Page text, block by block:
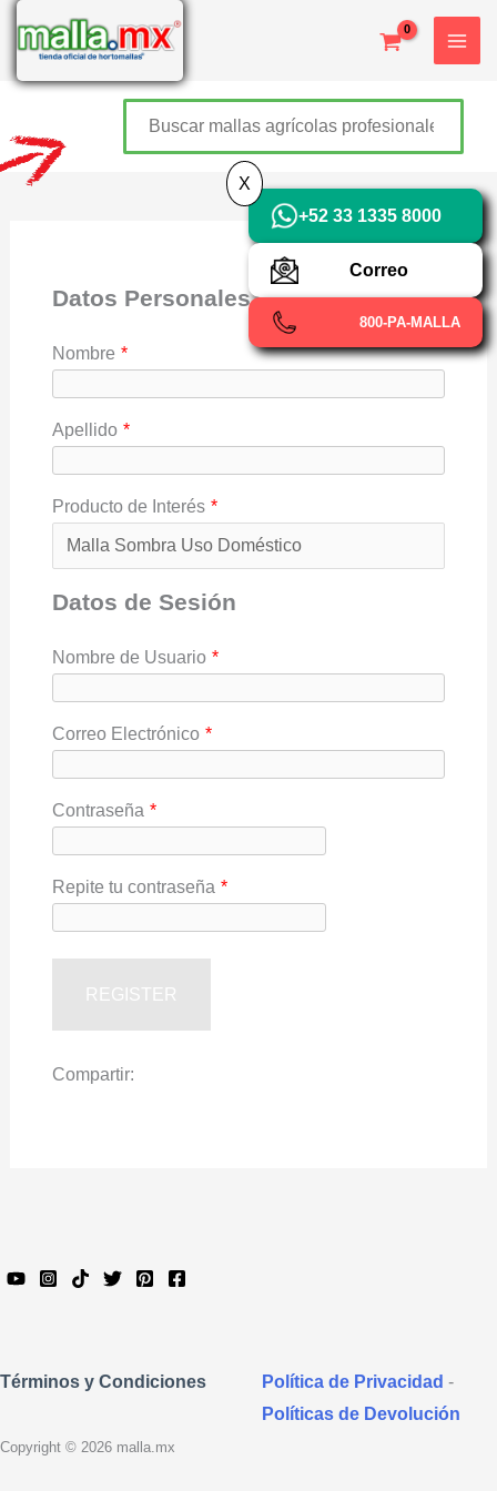
contenido
Datos Personales
Nombre *
Apellido *
Producto de Interés *
Datos de Sesión
Nombre de Usuario *
Correo Electrónico *
Contraseña *
Repite tu contraseña *
Compartir:
Términos y Condiciones
+52 800 726 2552
Política de Privacidad -
Políticas de Devolución
Copyright © 2026 malla.mx
+52 33 1335 8000
Correo
800-PA-MALLA
X